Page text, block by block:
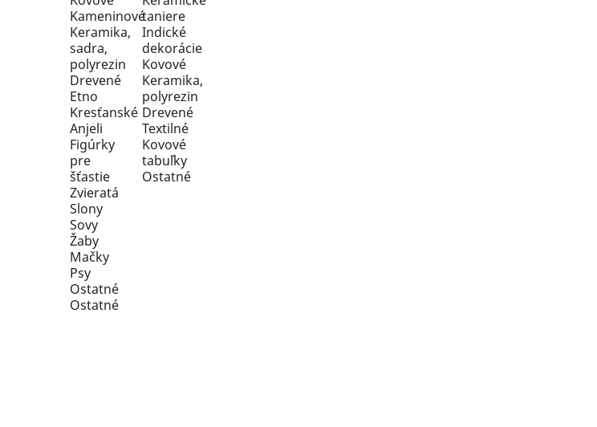
Kameninové
Keramika,
sadra,
polyrezin
Drevené
Etno
Kresťanské
Anjeli
Figúrky
pre
šťastie
Zvieratá
Slony
Sovy
Žaby
Mačky
Psy
Ostatné
Ostatné
taniere
Indické
dekorácie
Kovové
Keramika,
polyrezin
Drevené
Textilné
Kovové
tabuľky
Ostatné